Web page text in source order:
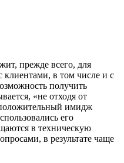
прежде всего, для
клиентами, в том числе и с
получить
«не отходя от
имидж
его
в техническую
в результате чаще